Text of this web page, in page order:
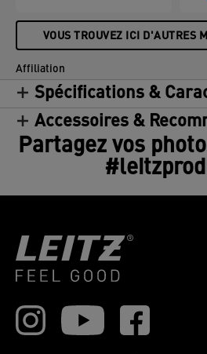
VOUS TROUVEZ ICI D'AUTRES
Affiliation
Spécifications &
Accessoires &
Partagez vos